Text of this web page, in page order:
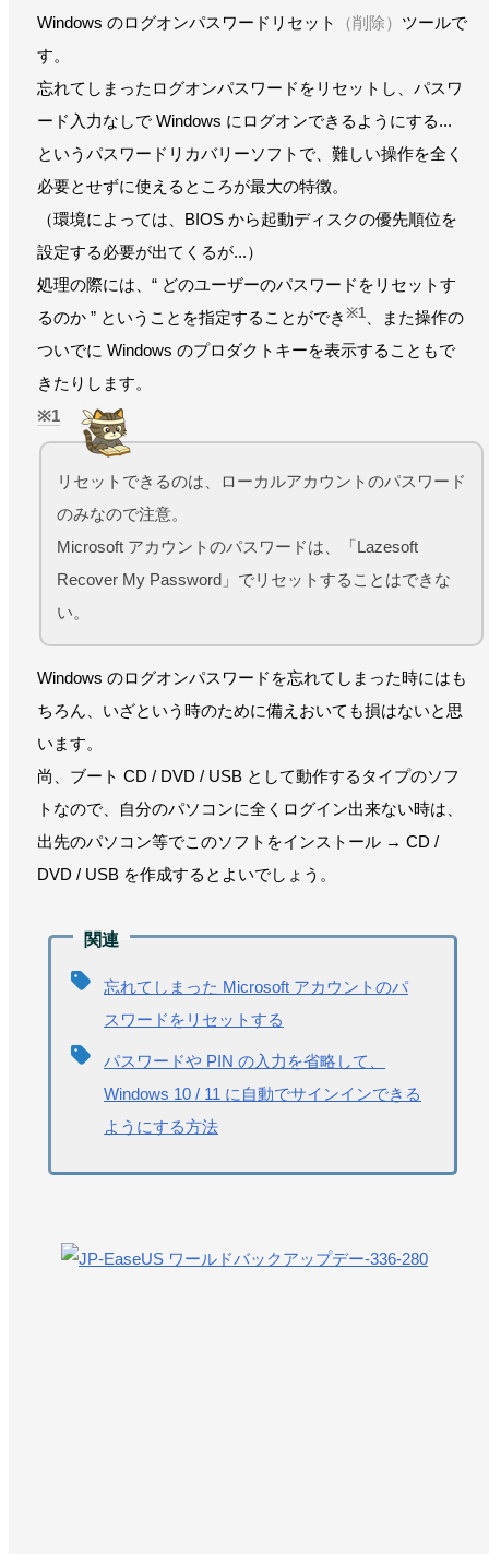
Windows のログオンパスワードリセット （削除） ツールで
す。
忘れてしまったログオンパスワードをリセットし、パスワ
ード入力なしで Windows にログオンできるようにする...
というパスワードリカバリーソフトで、難しい操作を全く
必要とせずに使えるところが最大の特徴。
（環境によっては、BIOS から起動ディスクの優先順位を
設定する必要が出てくるが...）
処理の際には、“ どのユーザーのパスワードをリセットす
るのか ” ということを指定することができ ※1 、また操作の
ついでに Windows のプロダクトキーを表示することもで
きたりします。
1
リセットできるのは、ローカルアカウントのパスワード
のみなので注意。
Microsoft アカウントのパスワードは、「Lazesoft
Recover My Password」でリセットすることはできな
い。
Windows のログオンパスワードを忘れてしまった時にはも
ちろん、いざという時のために備えおいても損はないと思
います。
尚、ブート CD / DVD / USB として動作するタイプのソフ
トなので、自分のパソコンに全くログイン出来ない時は、
出先のパソコン等でこのソフトをインストール → CD /
DVD / USB を作成するとよいでしょう。
忘れてしまった Microsoft アカウントのパ
スワードをリセットする
パスワードや PIN の入力を省略して、
Windows 10 / 11 に自動でサインインできる
ようにする方法